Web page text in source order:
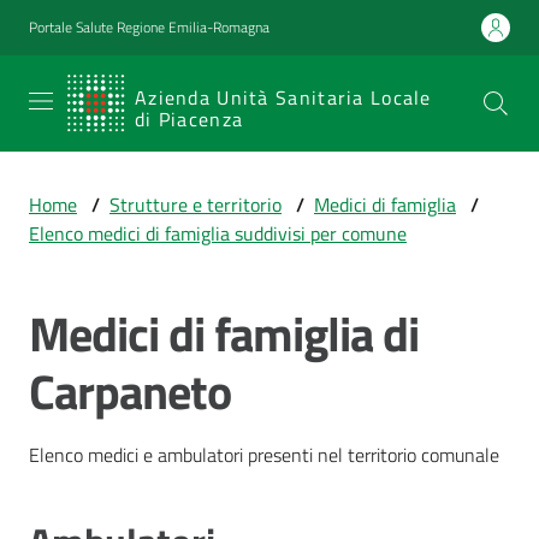
Vai al contenuto
Vai alla navigazione
Vai al footer
Portale Salute Regione Emilia-Romagna
Azienda Unità Sanitaria Locale
di Piacenza
SERVIZIO
SANITARIO
Emilia-
Romagna
Sanitaria Locale
di Piacenza
e
Home / Strutture e territorio / Medici di famiglia /
Elenco medici di famiglia suddivisi per comune
Medici di famiglia di
Carpaneto
Elenco medici e ambulatori presenti nel territorio comunale